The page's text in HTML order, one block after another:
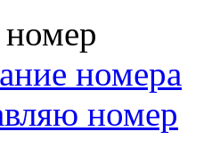
номера
номер